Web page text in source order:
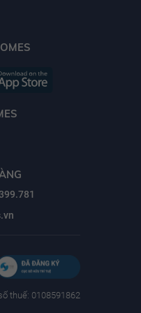
thuế: 0108591862